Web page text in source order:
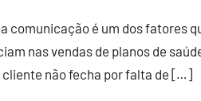
comunicação é um dos fatores
nas vendas de planos de
cliente não fecha por falta de […]